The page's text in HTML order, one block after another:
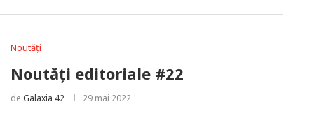
Noutăți
Noutăți editoriale #22
de Galaxia 42 29 mai 2022